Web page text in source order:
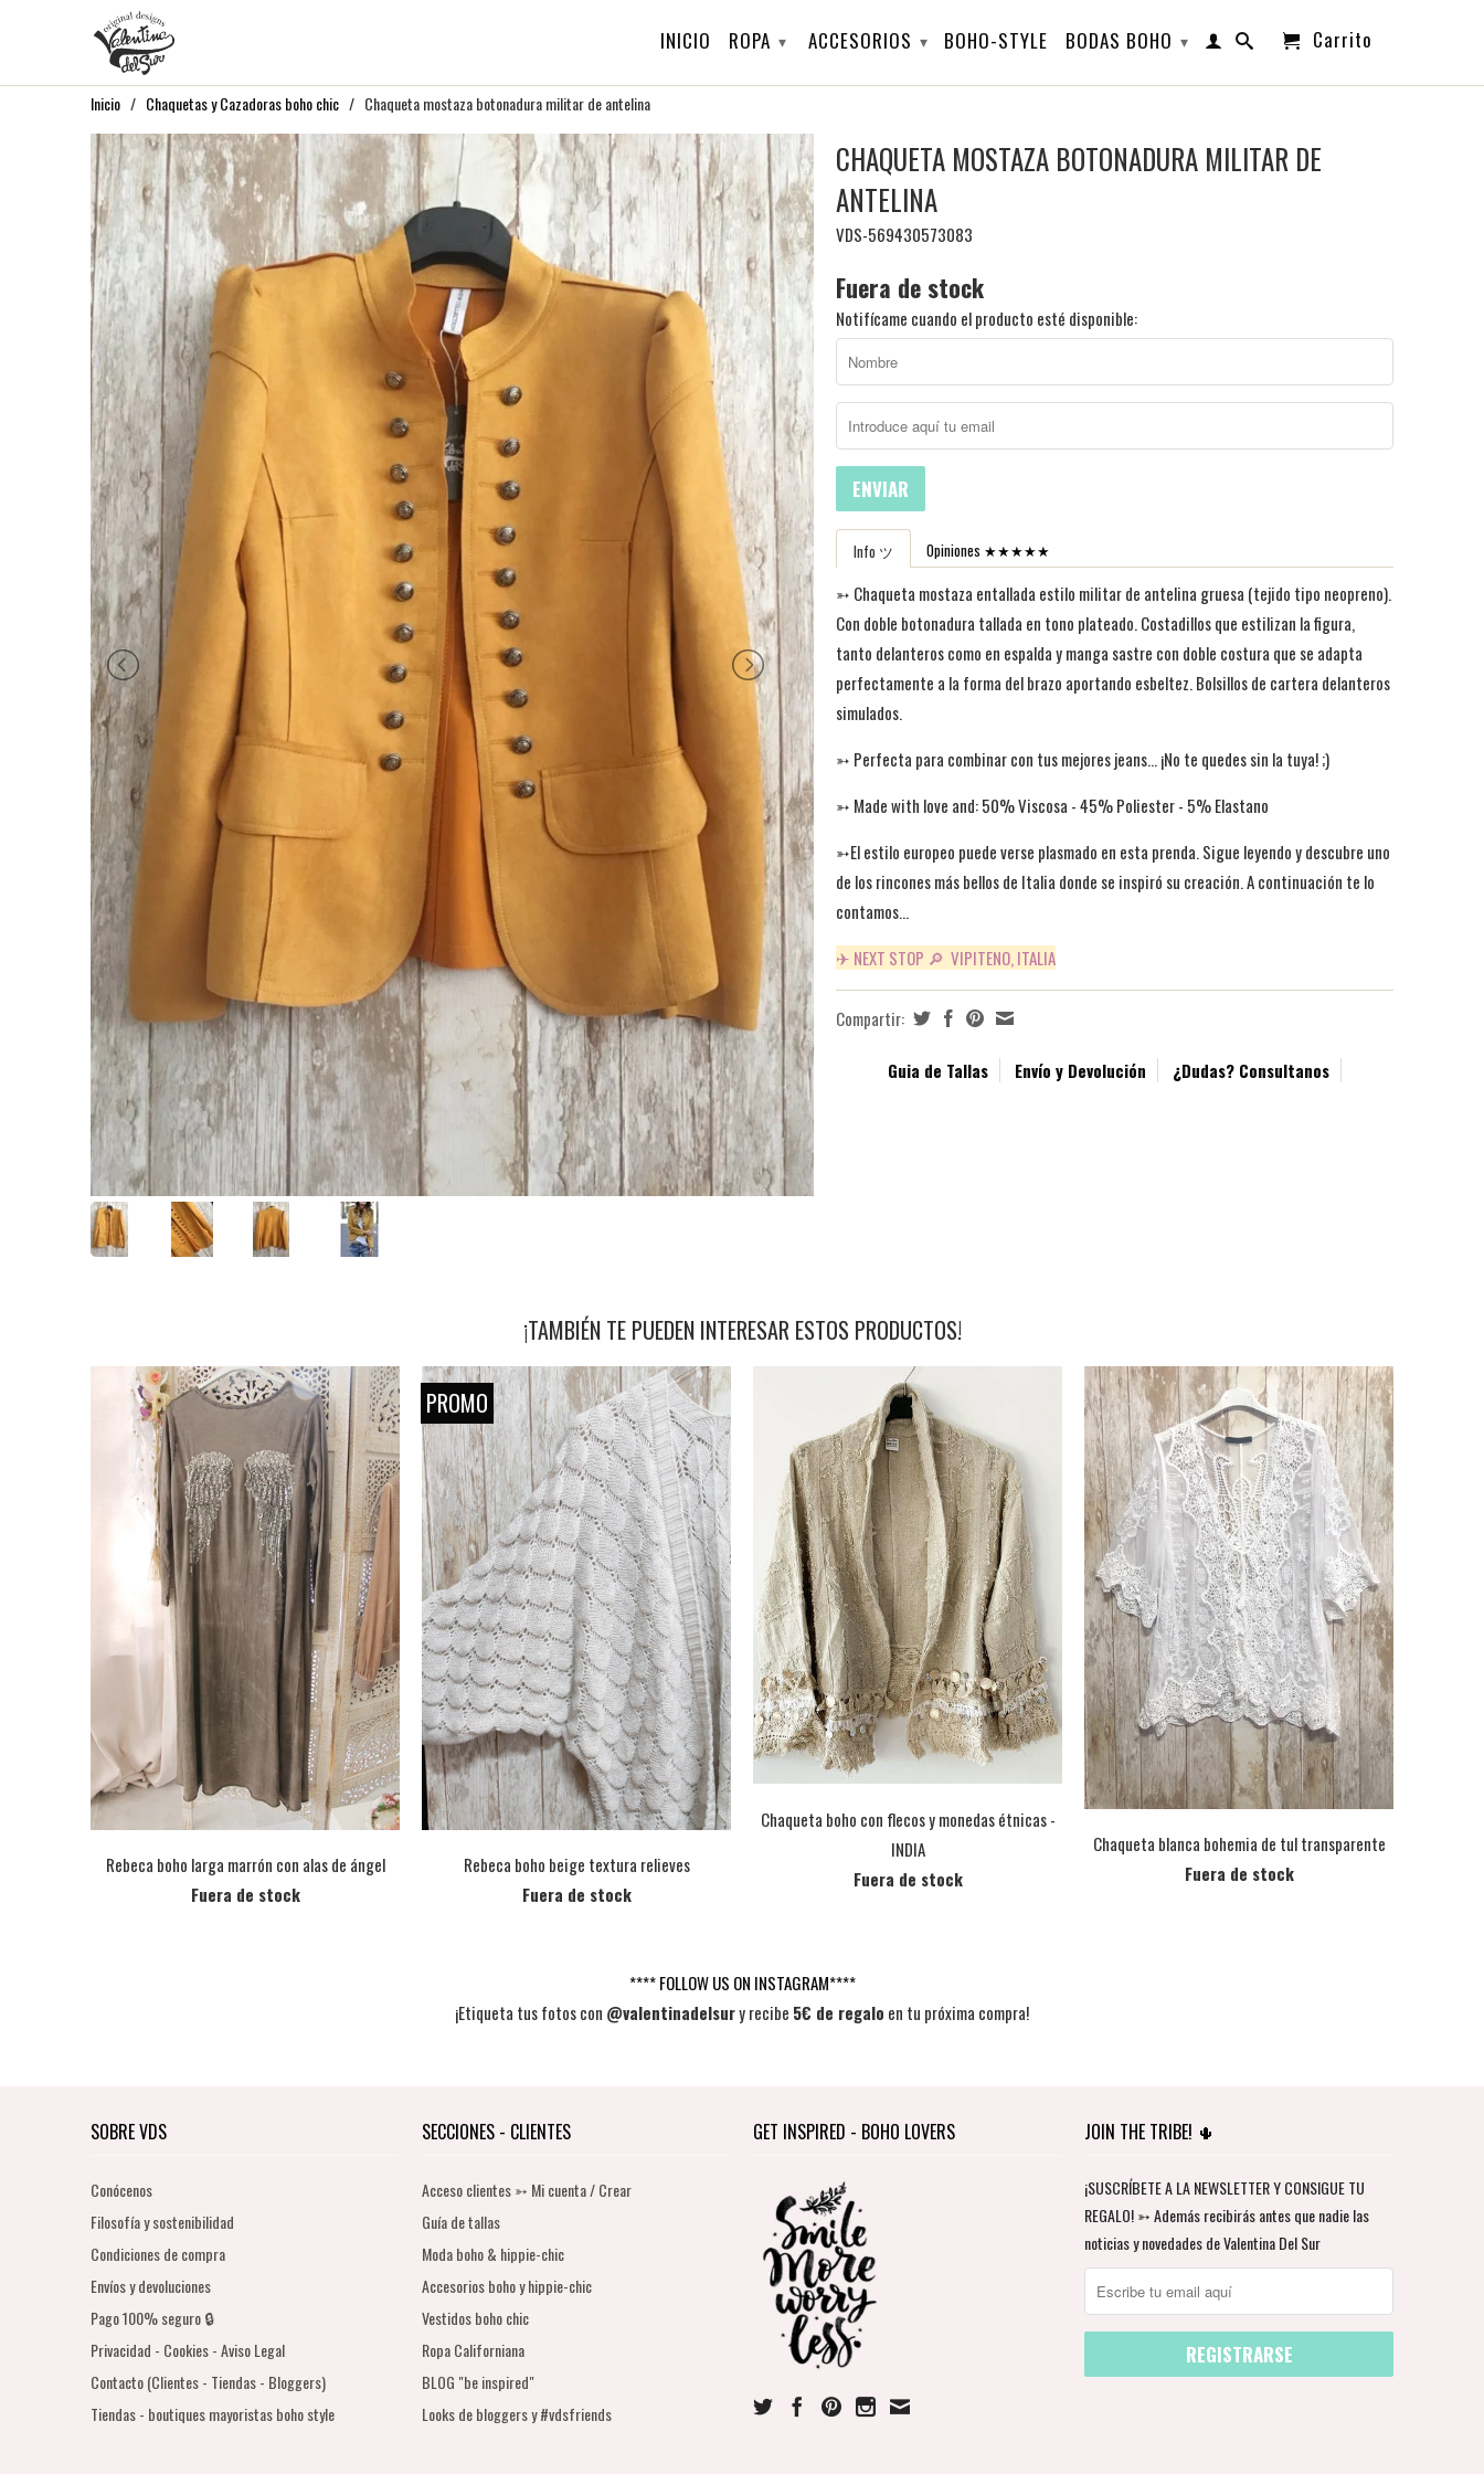
INICIO ROPA ▾ ACCESORIOS ▾ BOHO-STYLE BODAS BOHO ▾ Carrito
Inicio / Chaquetas y Cazadoras boho chic / Chaqueta mostaza botonadura militar de antelina
CHAQUETA MOSTAZA BOTONADURA MILITAR DE
ANTELINA
VDS-569430573083
Fuera de stock
Notifícame cuando el producto esté disponible:
ENVIAR
Info ツ Opiniones ★★★★★
➳ Chaqueta mostaza entallada estilo militar de antelina gruesa (tejido tipo neopreno).
Con doble botonadura tallada en tono plateado. Costadillos que estilizan la figura,
tanto delanteros como en espalda y manga sastre con doble costura que se adapta
perfectamente a la forma del brazo aportando esbeltez. Bolsillos de cartera delanteros
simulados.
➳ Perfecta para combinar con tus mejores jeans... ¡No te quedes sin la tuya! ;)
➳ Made with love and: 50% Viscosa - 45% Poliester - 5% Elastano
➳El estilo europeo puede verse plasmado en esta prenda. Sigue leyendo y descubre uno
de los rincones más bellos de Italia donde se inspiró su creación. A continuación te lo
contamos...
✈ NEXT STOP 🔎 VIPITENO, ITALIA
Compartir:
Guia de Tallas Envío y Devolución ¿Dudas? Consultanos
¡TAMBIÉN TE PUEDEN INTERESAR ESTOS PRODUCTOS!
Rebeca boho larga marrón con alas de ángel
Fuera de stock
Rebeca boho beige textura relieves
Fuera de stock
PROMO
Chaqueta boho con flecos y monedas étnicas -
INDIA
Fuera de stock
Chaqueta blanca bohemia de tul transparente
Fuera de stock
**** FOLLOW US ON INSTAGRAM****
¡Etiqueta tus fotos con @valentinadelsury recibe 5€ de regalo en tu próxima compra!
SOBRE VDS
Conócenos
Filosofía y sostenibilidad
Condiciones de compra
Envíos y devoluciones
Pago 100% seguro 🔒
Privacidad - Cookies - Aviso Legal
Contacto (Clientes - Tiendas - Bloggers)
Tiendas - boutiques mayoristas boho style
SECCIONES - CLIENTES
Acceso clientes ➳ Mi cuenta / Crear
Guía de tallas
Moda boho & hippie-chic
Accesorios boho y hippie-chic
Vestidos boho chic
Ropa Californiana
BLOG "be inspired"
Looks de bloggers y #vdsfriends
GET INSPIRED - BOHO LOVERS JOIN THE TRIBE! 🌵
¡SUSCRÍBETE A LA NEWSLETTER Y CONSIGUE TU
REGALO! ➳ Además recibirás antes que nadie las
noticias y novedades de Valentina Del Sur